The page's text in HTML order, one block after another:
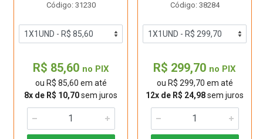
Código: 31230
R$ 85,60 no PIX
ou R$ 85,60 em até
8x de R$ 10,70sem juros
Código: 38284
R$ 299,70 no PIX
ou R$ 299,70 em até
12x de R$ 24,98sem juros